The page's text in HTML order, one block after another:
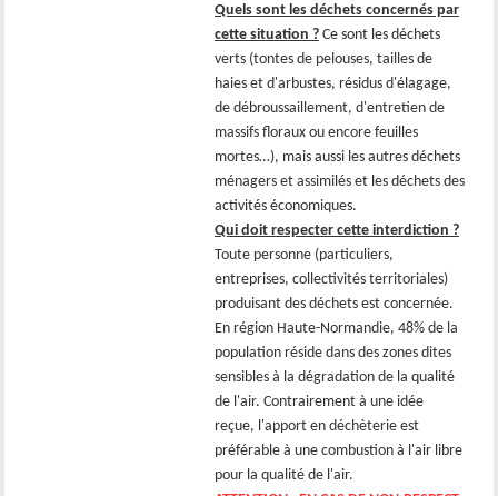
Quels sont les déchets concernés par
cette situation ?Ce sont les déchets
verts (tontes de pelouses, tailles de
haies et d'arbustes, résidus d'élagage,
de débroussaillement, d'entretien de
massifs floraux ou encore feuilles
mortes…), mais aussi les autres déchets
ménagers et assimilés et les déchets des
activités économiques.
Qui doit respecter cette interdiction ?
Toute personne (particuliers,
entreprises, collectivités territoriales)
produisant des déchets est concernée.
En région Haute-Normandie, 48% de la
population réside dans des zones dites
sensibles à la dégradation de la qualité
de l'air. Contrairement à une idée
reçue, l'apport en déchèterie est
préférable à une combustion à l'air libre
pour la qualité de l'air.